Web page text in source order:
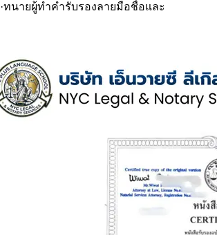
·ทนายผู้ทำคำรับรองลายมือชื่อและ